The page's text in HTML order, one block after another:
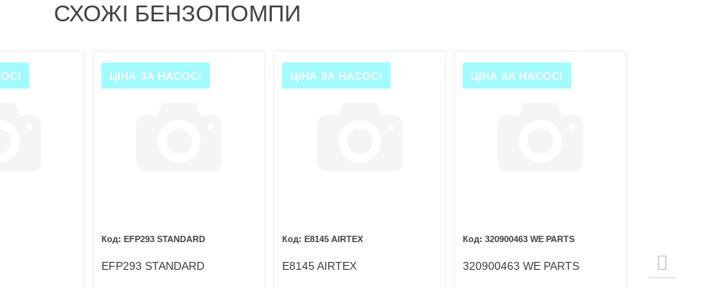
СХОЖІ БЕНЗОПОМПИ
ЦІНА ЗА НАСОС!
EFP293 STANDARD
EFP293 STANDARD
ЦІНА ЗА НАСОС!
E8145 AIRTEX
E8145 AIRTEX
ЦІНА ЗА НАСОС!
320900463 WE PARTS
320900463 WE PARTS